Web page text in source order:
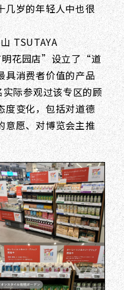
几岁的年轻人中也很
TSUTAYA
花园店”设立了“道
消费者价值的产品
际参观过该专区的顾
度变化，包括对道德
意愿、对博览会主推